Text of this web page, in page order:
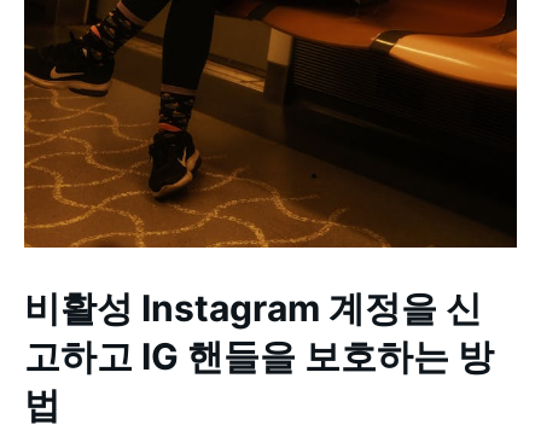
비활성 Instagram 계정을 신
고하고 IG 핸들을 보호하는 방
법